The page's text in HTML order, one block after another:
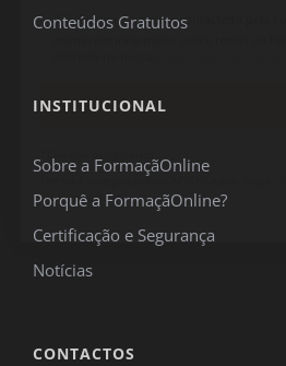
Conteúdos Gratuitos
INSTITUCIONAL
Sobre a FormaçãOnline
Porquê a FormaçãOnline?
Certificação e Segurança
Notícias
CONTACTOS
Concordo em ser contactado pela
Este site é protegido pelo reCAPTCHA e pelo Google
serviço se aplicam.